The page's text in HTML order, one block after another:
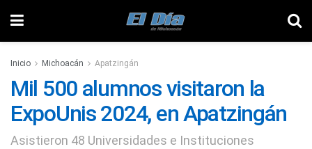
Inicio Michoacán Apatzingán
Mil 500 alumnos visitaron la
ExpoUnis 2024, en Apatzingán
Asistieron 48 Universidades e Instituciones